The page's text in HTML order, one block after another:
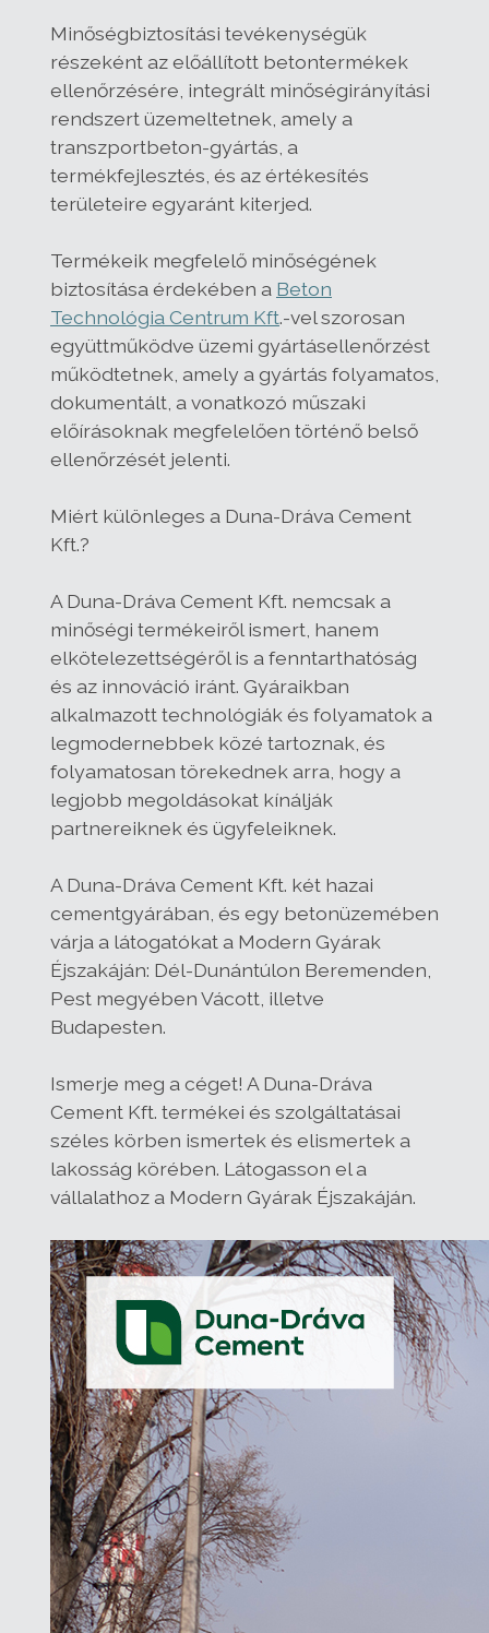
Minőségbiztosítási tevékenységük
részeként az előállított betontermékek
ellenőrzésére, integrált minőségirányítási
rendszert üzemeltetnek, amely a
transzportbeton-gyártás, a
termékfejlesztés, és az értékesítés
területeire egyaránt kiterjed.
Termékeik megfelelő minőségének
biztosítása érdekében a Beton
Technológia Centrum Kft.-vel szorosan
együttműködve üzemi gyártásellenőrzést
működtetnek, amely a gyártás folyamatos,
dokumentált, a vonatkozó műszaki
előírásoknak megfelelően történő belső
ellenőrzését jelenti.
Miért különleges a Duna-Dráva Cement
Kft.?
A Duna-Dráva Cement Kft. nemcsak a
minőségi termékeiről ismert, hanem
elkötelezettségéről is a fenntarthatóság
és az innováció iránt. Gyáraikban
alkalmazott technológiák és folyamatok a
legmodernebbek közé tartoznak, és
folyamatosan törekednek arra, hogy a
legjobb megoldásokat kínálják
partnereiknek és ügyfeleiknek.
A Duna-Dráva Cement Kft. két hazai
cementgyárában, és egy betonüzemében
várja a látogatókat a Modern Gyárak
Éjszakáján: Dél-Dunántúlon Beremenden,
Pest megyében Vácott, illetve
Budapesten.
Ismerje meg a céget! A Duna-Dráva
Cement Kft. termékei és szolgáltatásai
széles körben ismertek és elismertek a
lakosság körében. Látogasson el a
vállalathoz a Modern Gyárak Éjszakáján.